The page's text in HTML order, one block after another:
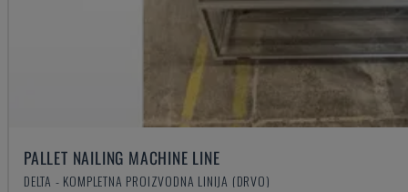
PALLET NAILING MACHINE LINE
DELTA - KOMPLETNA PROIZVODNA LINIJA (DRVO)